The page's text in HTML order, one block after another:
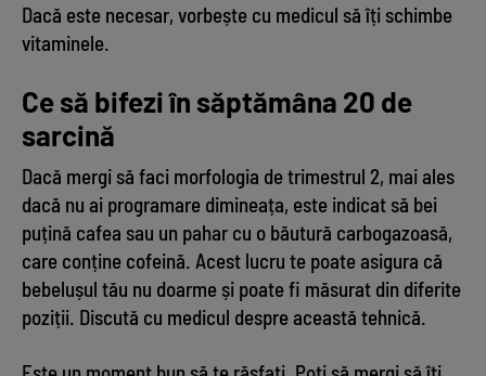
Dacă este necesar, vorbește cu medicul să îți schimbe
vitaminele.
Ce să bifezi în săptămâna 20 de
sarcină
Dacă mergi să faci morfologia de trimestrul 2, mai ales
dacă nu ai programare dimineața, este indicat să bei
puțină cafea sau un pahar cu o băutură carbogazoasă,
care conține cofeină. Acest lucru te poate asigura că
bebelușul tău nu doarme și poate fi măsurat din diferite
poziții. Discută cu medicul despre această tehnică.